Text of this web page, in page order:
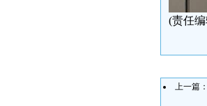
(责任
上一篇：